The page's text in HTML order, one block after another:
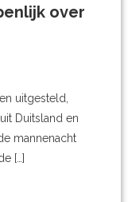
over
uitgesteld,
Duitsland en
mannenacht
[…]